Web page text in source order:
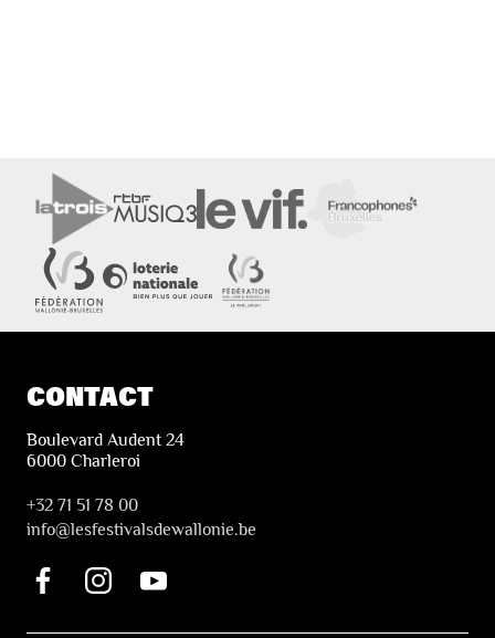
CONTACT
Boulevard Audent 24
6000 Charleroi
+32 71 51 78 00
info@lesfestivalsdewallonie.be